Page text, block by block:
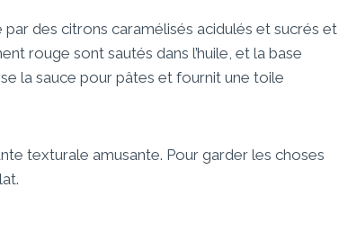
des citrons caramélisés acidulés et sucrés et
rouge sont sautés dans l’huile, et la base
la sauce pour pâtes et fournit une toile
texturale amusante. Pour garder les choses